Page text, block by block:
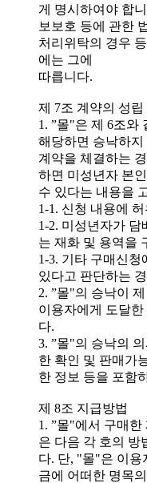
게 명시하여야 합
보보호 등에 관한
처리위탁의 경우
에는 그에
따릅니다.
제 7조 계약의 성립
1. ”몰"은 제 6조와
해당하면 승낙하
계약을 체결하는
하면 미성년자 본
수 있다는 내용을
1-1. 신청 내용에
1-2. 미성년자가
는 재화 및 용역을
1-3. 기타 구매신청
있다고 판단하는
2. ”몰"의 승낙이
이용자에게 도달
다.
3. ”몰"의 승낙의
한 확인 및 판매가
한 정보 등을 포함
제 8조 지급방법
1. ”몰"에서 구매
은 다음 각 호의 방
다. 단, "몰"은 이용
금에 어떠한 명목